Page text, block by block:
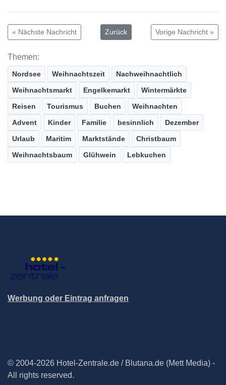
« Nächste Nachricht Zurück Vorige Nachricht »
Themen:
Nordsee Weihnachtszeit
Nachweihnachtlich
Weihnachtsmarkt
Engelkemarkt
Wintermärkte
Reisen
Tourismus Buchen
Weihnachten
Advent
Kinder Familie besinnlich
Dezember
Urlaub
Maritim Marktstände
Christbaum
Weihnachtsbaum
Glühwein Lebkuchen
Werbung oder Eintrag anfragen
© 2004-2026 Hotel-Zentrale.de / Blutana.de (Mett Media) -
All rights reserved.